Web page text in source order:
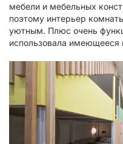
мебели и мебельных
поэтому интерьер
уютным. Плюс очень
использовала имеющееся